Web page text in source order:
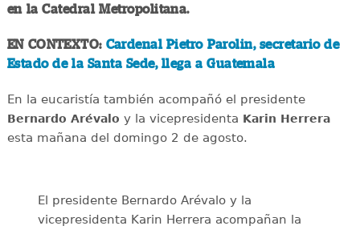
en la Catedral Metropolitana.
EN CONTEXTO: Cardenal Pietro Parolin, secretario de
Estado de la Santa Sede, llega a Guatemala
En la eucaristía también acompañó el presidente
Bernardo Arévalo y la vicepresidenta Karin Herrera
esta mañana del domingo 2 de agosto.
El presidente Bernardo Arévalo y la
vicepresidenta Karin Herrera acompañan la